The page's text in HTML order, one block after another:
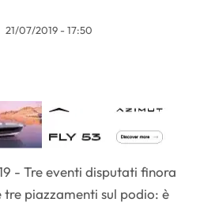
21/07/2019 - 17:50
- Tre eventi disputati finora
tre piazzamenti sul podio: è